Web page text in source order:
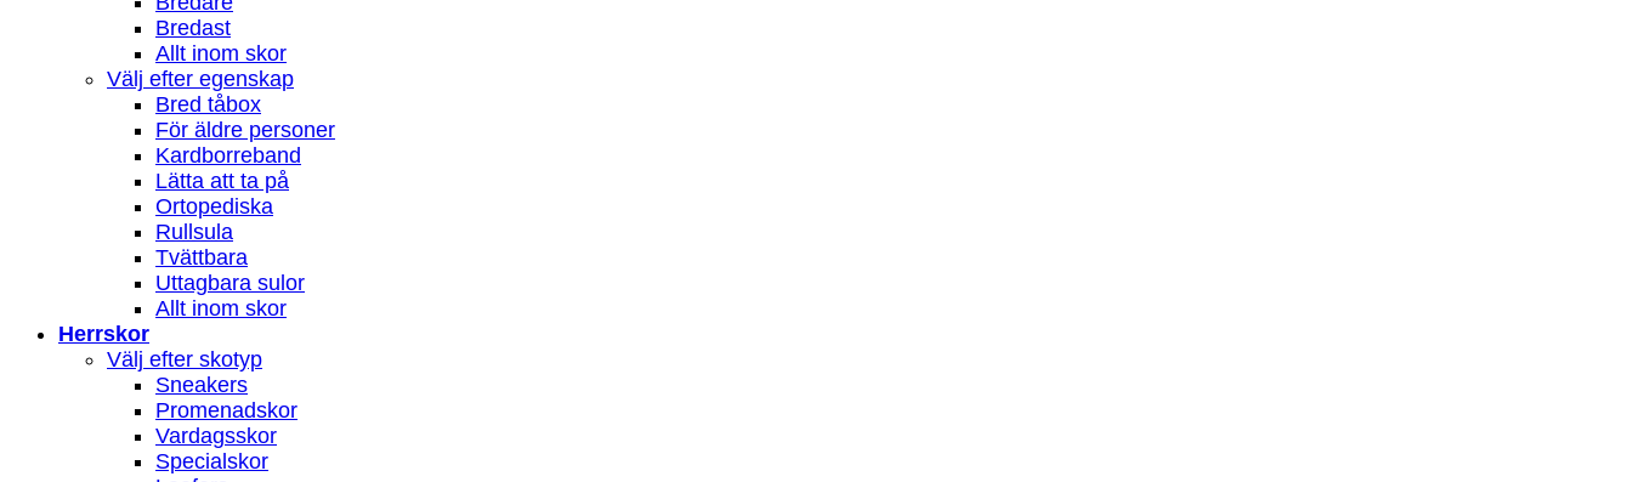
Bredast
Allt inom skor
Välj efter egenskap
Bred tåbox
För äldre personer
Kardborreband
Lätta att ta på
Ortopediska
Rullsula
Tvättbara
Uttagbara sulor
Allt inom skor
Herrskor
Välj efter skotyp
Sneakers
Promenadskor
Vardagsskor
Specialskor